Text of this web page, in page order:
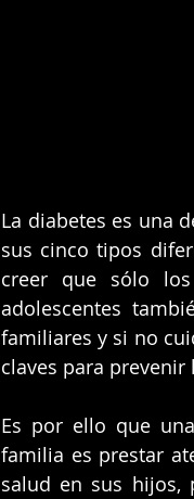
La diabetes es una
sus cinco tipos
creer que sólo
adolescentes
familiares y si no
claves para prevenir
Es por ello que
familia es prestar
salud en sus hijos,